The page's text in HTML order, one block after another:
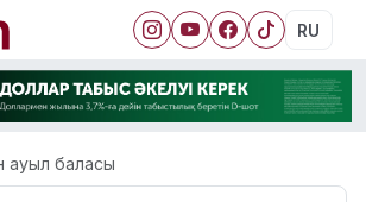
RU
ауыл баласы